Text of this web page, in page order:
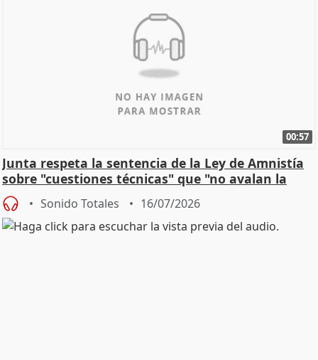
00:57
Junta respeta la sentencia de la Ley de Amnistía
sobre "cuestiones técnicas" que "no avalan la
const
Sonido Totales 16/07/2026